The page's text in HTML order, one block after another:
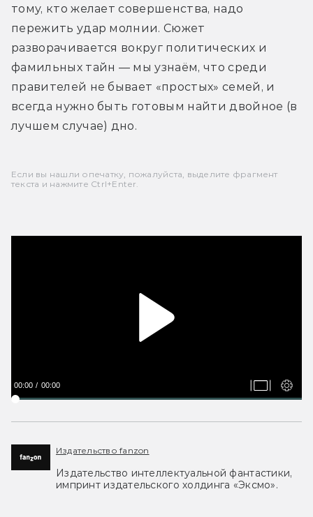
тому, кто желает совершенства, надо
пережить удар молнии. Сюжет
разворачивается вокруг политических и
фамильных тайн — мы узнаём, что среди
правителей не бывает «простых» семей, и
всегда нужно быть готовым найти двойное (в
лучшем случае) дно.
Если вы нашли опечатку, пожалуйста, выделите фрагмент
текста и нажмите Ctrl+Enter.
00:00 00:00
Издательство fanzon
Издательство интеллектуальной фантастики,
импринт издательского холдинга «Эксмо».